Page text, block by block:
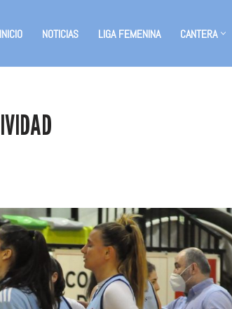
INICIO NOTICIAS LIGA FEMENINA CANTERA